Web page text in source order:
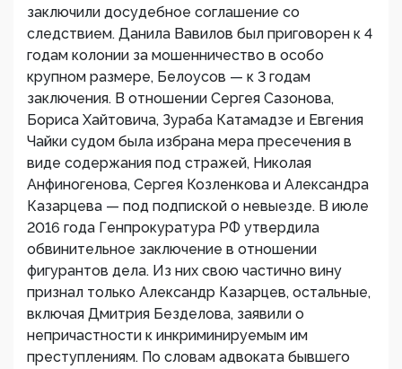
заключили досудебное соглашение со
следствием. Данила Вавилов был приговорен к 4
годам колонии за мошенничество в особо
крупном размере, Белоусов — к 3 годам
заключения. В отношении Сергея Сазонова,
Бориса Хайтовича, Зураба Катамадзе и Евгения
Чайки судом была избрана мера пресечения в
виде содержания под стражей, Николая
Анфиногенова, Сергея Козленкова и Александра
Казарцева — под подпиской о невыезде. В июле
2016 года Генпрокуратура РФ утвердила
обвинительное заключение в отношении
фигурантов дела. Из них свою частично вину
признал только Александр Казарцев, остальные,
включая Дмитрия Безделова, заявили о
непричастности к инкриминируемым им
преступлениям. По словам адвоката бывшего